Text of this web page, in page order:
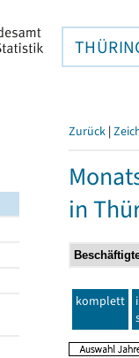
Zurück |
in
komplett